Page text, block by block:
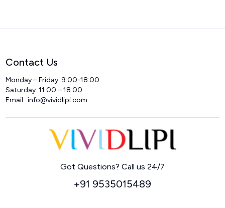
Contact Us
Monday – Friday: 9:00-18:00
Saturday: 11:00 – 18:00
Email :info@vividlipi.com
Got Questions? Call us 24/7
+91 9535015489